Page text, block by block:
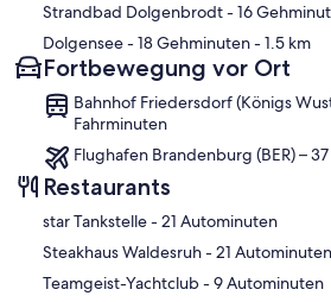
Strandbad Dolgenbrodt- 16
Dolgensee- 18 Gehminuten- 1.5 km
Fortbewegung vor Ort
Bahnhof Friedersdorf (Königs
Fahrminuten
Flughafen Brandenburg (BER) –
Restaurants
‪star Tankstelle - ‬21 Autominuten
‪Steakhaus Waldesruh - ‬21 Autominuten
‪Teamgeist-Yachtclub - ‬9 Autominuten